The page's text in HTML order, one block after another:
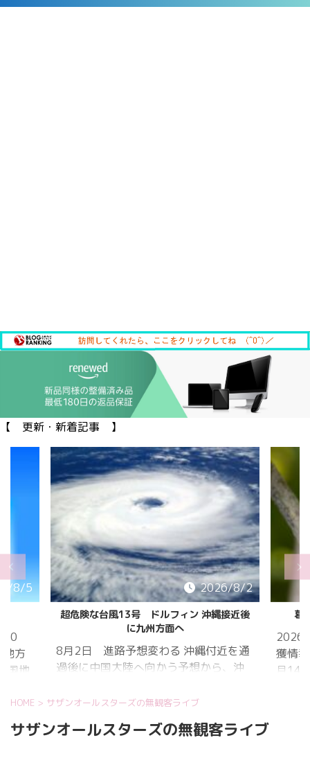
【 更新・新着記事 】
8/5
20
方
国地
地
2026/8/2
超危険な台風13号 ドルフィン 沖縄接近後
に九州方面へ
8月2日 進路予想変わる 沖縄付近を通
過後に中国大陸へ向かう予想から、沖
リカ海洋大気
ヨーロッパ中
葛
2026
獲情
月14
HOME > サザンオールスターズの無観客ライブ
サザンオールスターズの無観客ライブ